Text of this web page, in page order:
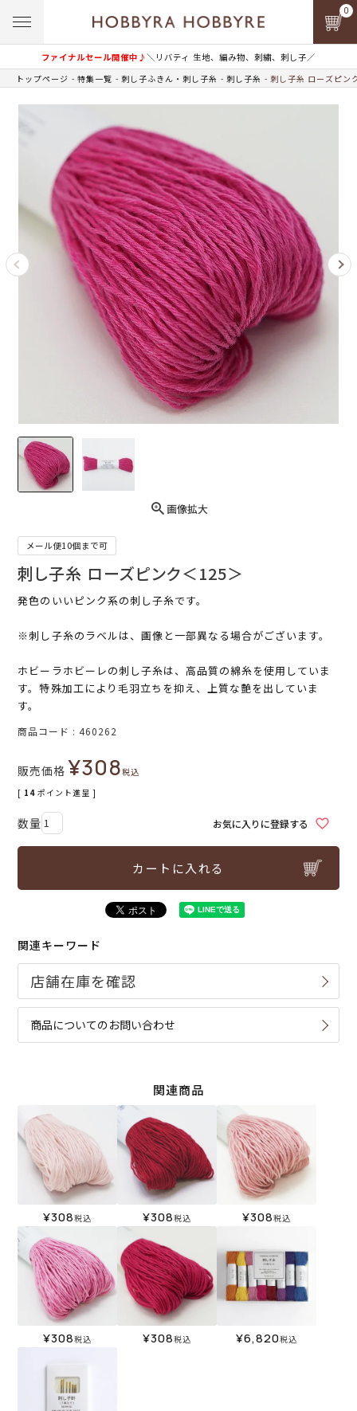
ファイナルセール開催中♪＼リバティ 生地、編み物、刺繍、刺し子／
0
トップページ 特集一覧 刺し子ふきん・刺し子糸 刺し子糸 刺し子糸 ローズピン
画像拡大
メール便10個まで可
刺し子糸 ローズピンク＜125＞
発色のいいピンク系の刺し子糸です。
※刺し子糸のラベルは、画像と一部異なる場合がございます。
ホビーラホビーレの刺し子糸は、高品質の綿糸を使用していま
す。特殊加工により毛羽立ちを抑え、上質な艶を出していま
す。
商品コード 460262
販売価格 ¥308税込
[ 14 ポイント進呈 ]
お気に入りに登録する
カートに入れる
関連キーワード
商品についてのお問い合わせ
関連商品
¥308税込 ¥308税込 ¥308税込
¥308税込 ¥308税込 ¥6,820税込